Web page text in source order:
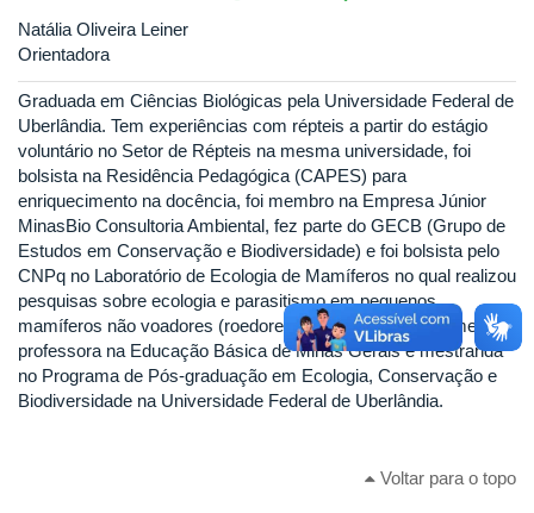
Natália Oliveira Leiner
Orientadora
Graduada em Ciências Biológicas pela Universidade Federal de
Uberlândia. Tem experiências com répteis a partir do estágio
voluntário no Setor de Répteis na mesma universidade, foi
bolsista na Residência Pedagógica (CAPES) para
enriquecimento na docência, foi membro na Empresa Júnior
MinasBio Consultoria Ambiental, fez parte do GECB (Grupo de
Estudos em Conservação e Biodiversidade) e foi bolsista pelo
CNPq no Laboratório de Ecologia de Mamíferos no qual realizou
pesquisas sobre ecologia e parasitismo em pequenos
mamíferos não voadores (roedores e marsupiais). Atualmente é
professora na Educação Básica de Minas Gerais e mestranda
no Programa de Pós-graduação em Ecologia, Conservação e
Biodiversidade na Universidade Federal de Uberlândia.
Voltar para o topo